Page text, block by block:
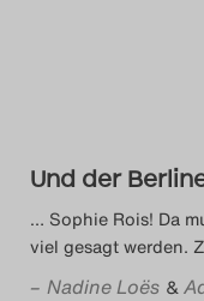
Und der
… Sophie Rois! Da
viel gesagt werden.
– Nadine Loës &